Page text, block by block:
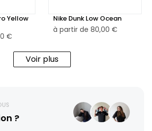
Yellow
€
Nike Dunk Low Ocean
à partir de 80,00 €
Voir plus
?